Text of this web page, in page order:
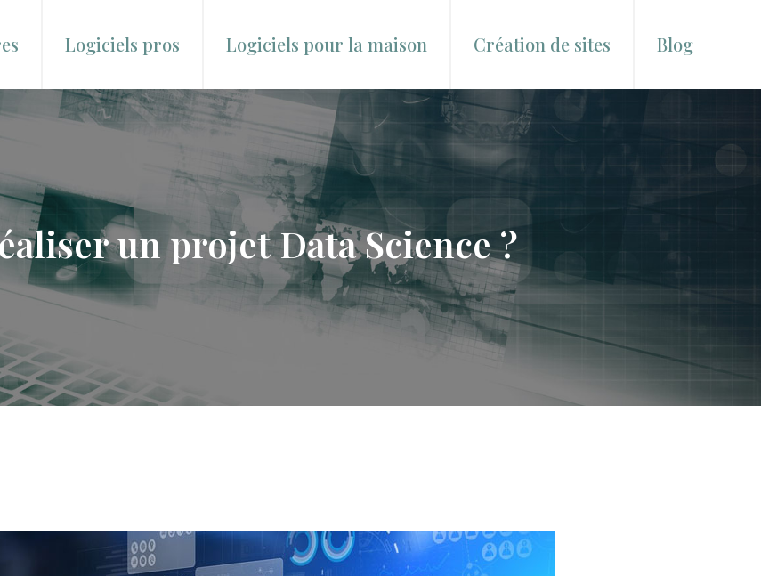
Logiciels pros Logiciels pour la maison Création de sites Blog
un projet Data Science ?